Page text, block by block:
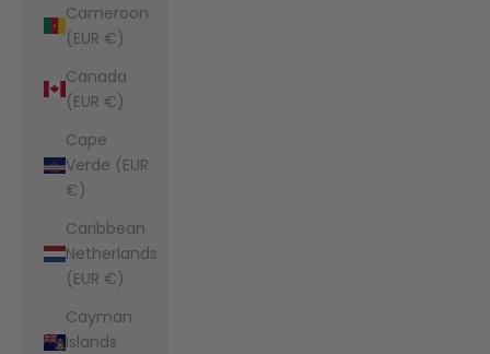
Cameroon
(EUR €)
Canada
(EUR €)
Cape
Verde (EUR
€)
Caribbean
Netherlands
(EUR €)
Cayman
Islands